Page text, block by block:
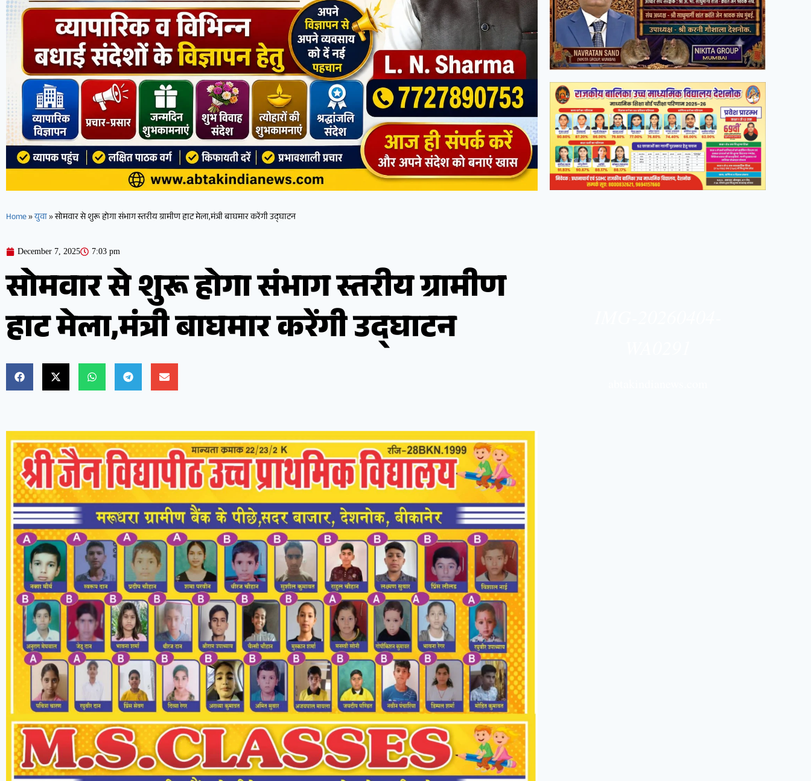
Home»युवा»सोमवार से शुरू होगा संभाग स्तरीय ग्रामीण हाट मेला,मंत्री बाघमार करेंगी उद्घाटन
December 7, 2025 7:03 pm
सोमवार से शुरू होगा संभाग स्तरीय ग्रामीण
हाट मेला,मंत्री बाघमार करेंगी उद्घाटन